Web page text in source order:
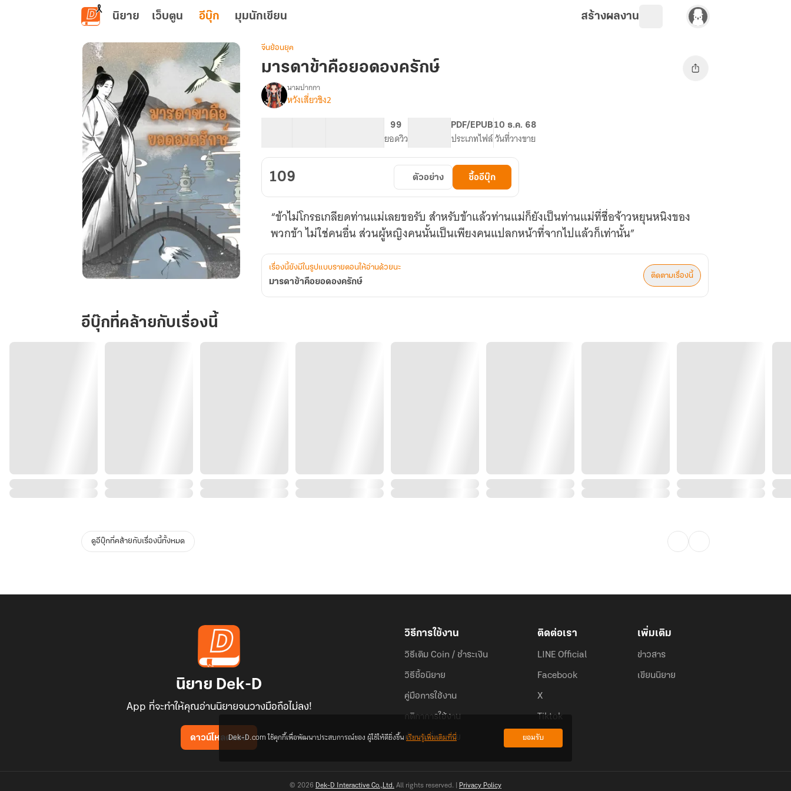
ข้ามไปยังเนื้อหาหลัก
นิยาย เว็บตูน อีบุ๊ก มุมนักเขียน สร้างผลงาน
คือ
ยอด
องครักษ์
จีนย้อนยุค
มารดาข้าคือยอดองครักษ์
เรื่อง
มารดา
องครักษ์
นามปากกา
หวังเสี่ยวชิง2
99
ยอดวิว
PDF/EPUB
ประเภทไฟล์
10 ธ.ค. 68
วันที่วางขาย
109 ตัวอย่าง ซื้ออีบุ๊ก
“ข้าไม่โกรธเกลียดท่านแม่เลยขอรับ สำหรับข้าแล้วท่านแม่ก็ยังเป็นท่านแม่ที่ชื่อจ้าวหยุนหนิงของ
พวกข้า ไม่ใช่คนอื่น ส่วนผู้หญิงคนนั้นเป็นเพียงคนแปลกหน้าที่จากไปแล้วก็เท่านั้น”
เรื่องนี้ยังมีในรูปแบบรายตอนให้อ่านด้วยนะ
มารดาข้าคือยอดองครักษ์
ติดตามเรื่องนี้
อีบุ๊กที่คล้ายกับเรื่องนี้
ดูอีบุ๊กที่คล้ายกับเรื่องนี้ทั้งหมด
นิยาย Dek-D
App ที่จะทำให้คุณอ่านนิยายจนวางมือถือไม่ลง!
ดาวน์โหลดแอป
วิธีการใช้งาน
วิธีเติม Coin / ชำระเงิน
วิธีซื้อนิยาย
คู่มือการใช้งาน
กติกาการใช้งาน
คำถามที่พบบ่อย
ติดต่อเรา
LINE Official
Facebook
X
Tiktok
เพิ่มเติม
ข่าวสาร
เขียนนิยาย
© 2026 Dek-D Interactive Co.,Ltd. All rights reserved. | Privacy Policy
Dek-D.com ใช้คุกกี้เพื่อพัฒนาประสบการณ์ของ ผู้ใช้ให้ดียิ่งขึ้นเรียนรู้เพิ่มเติมที่นี่ ยอมรับ